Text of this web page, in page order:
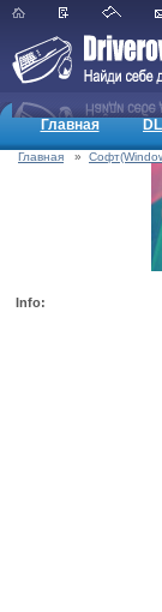
Главная
Главная »
Info: